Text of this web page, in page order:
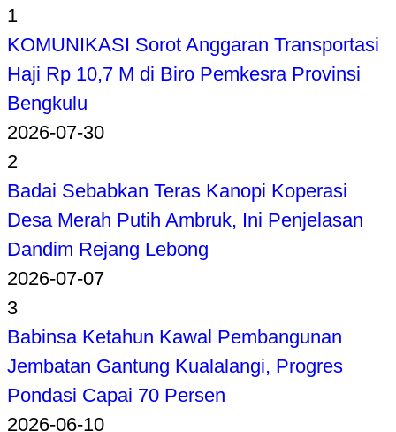
1
KOMUNIKASI Sorot Anggaran Transportasi
Haji Rp 10,7 M di Biro Pemkesra Provinsi
Bengkulu
2026-07-30
2
Badai Sebabkan Teras Kanopi Koperasi
Desa Merah Putih Ambruk, Ini Penjelasan
Dandim Rejang Lebong
2026-07-07
3
Babinsa Ketahun Kawal Pembangunan
Jembatan Gantung Kualalangi, Progres
Pondasi Capai 70 Persen
2026-06-10